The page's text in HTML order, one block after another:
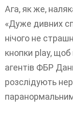
Ага, як же,
«Дуже дивних
нічого не
кнопки play,
агентів ФБР
розслідують